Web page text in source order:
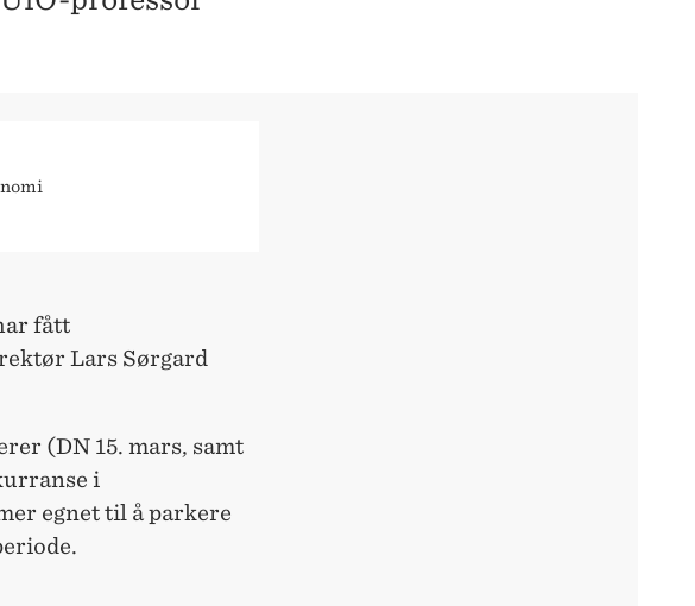
fått
Lars Sørgard
(DN 15. mars, samt
i
egnet til å parkere